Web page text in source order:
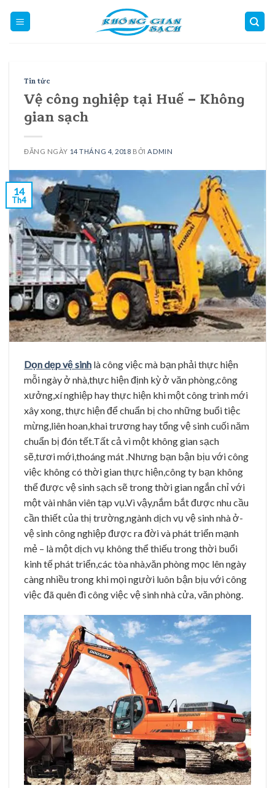
Tin tức
Vệ công nghiệp tại Huế – Không
gian sạch
ĐĂNG NGÀY 14 THÁNG 4, 2018 BỞI ADMIN
14
Th4
Dọn dẹp vệ sinh là công việc mà bạn phải thực hiện
mỗi ngày ở nhà,thực hiện định kỳ ở văn phòng,công
xưởng,xí nghiệp hay thực hiện khi một công trình mới
xây xong, thực hiện để chuẩn bị cho những buổi tiệc
mừng,liên hoan,khai trương hay tổng vệ sinh cuối năm
chuẩn bị đón tết.Tất cả vì một không gian sạch
sẽ,tươi mới,thoáng mát .Nhưng bạn bận bịu với công
việc không có thời gian thực hiện,công ty bạn không
thể được vệ sinh sạch sẽ trong thời gian ngắn chỉ với
một vài nhân viên tạp vụ.Vì vậy,nắm bắt được nhu cầu
cần thiết của thị trường,ngành dịch vụ vệ sinh nhà ở-
vệ sinh công nghiệp được ra đời và phát triển mạnh
mẻ – là một dịch vụ không thể thiếu trong thời buổi
kinh tế phát triển,các tòa nhà,văn phòng mọc lên ngày
càng nhiều trong khi mọi người luôn bận bịu với công
việc đã quên đi công việc vệ sinh nhà cửa, văn phòng.